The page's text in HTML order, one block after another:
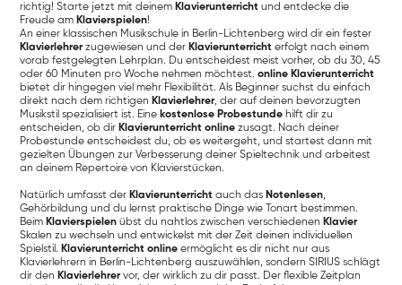
richtig! Starte jetzt mit deinem Klavierunterricht und entdecke die
Freude am Klavierspielen!
An einer klassischen Musikschule in Berlin-Lichtenberg wird dir ein fester
Klavierlehrer zugewiesen und der Klavierunterricht erfolgt nach einem
vorab festgelegten Lehrplan. Du entscheidest meist vorher, ob du 30, 45
oder 60 Minuten pro Woche nehmen möchtest.online Klavierunterricht
bietet dir hingegen viel mehr Flexibilität. Als Beginner suchst du einfach
direkt nach dem richtigen Klavierlehrer, der auf deinen bevorzugten
Musikstil spezialisiert ist. Eine kostenlose Probestunde hilft dir zu
entscheiden, ob dir Klavierunterricht online zusagt. Nach deiner
Probestunde entscheidest du, ob es weitergeht, und startest dann mit
gezielten Übungen zur Verbesserung deiner Spieltechnik und arbeitest
an deinem Repertoire von Klavierstücken.
Natürlich umfasst der Klavierunterricht auch das Notenlesen,
Gehörbildung und du lernst praktische Dinge wie Tonart bestimmen.
Beim Klavierspielen übst du nahtlos zwischen verschiedenen Klavier
Skalen zu wechseln und entwickelst mit der Zeit deinen individuellen
Spielstil. Klavierunterricht online ermöglicht es dir nicht nur aus
Klavierlehrern in Berlin-Lichtenberg auszuwählen, sondern SIRIUS schlägt
dir den Klavierlehrer vor, der wirklich zu dir passt. Der flexible Zeitplan